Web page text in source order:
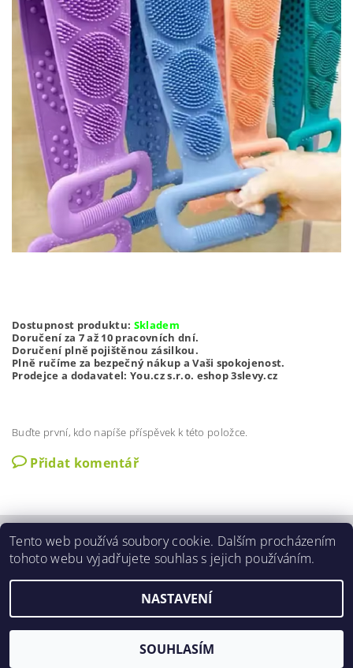
Dostupnost produktu: Skladem
Doručení za 7 až 10 pracovních dní.
Doručení plně pojištěnou zásilkou.
Plně ručíme za bezpečný nákup a Vaši spokojenost.
Prodejce a dodavatel:You.cz s.r.o. eshop 3slevy.cz
Buďte první, kdo napíše příspěvek k této položce.
Přidat komentář
Zobrazit akční slevy | O nás | Kontakty | Obchodní podmínky
GDPR podmínky | Aktuální nabídka slev
2026 ©3SLEVY.CZ, všechna práva vyhrazena
Vytvořil Shoptet
Tento web používá soubory cookie. Dalším procházením
tohoto webu vyjadřujete souhlas s jejich používáním.
NASTAVENÍ
SOUHLASÍM